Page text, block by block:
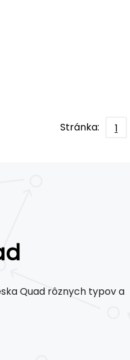
Stránka: 1
Quad rôznych typov a